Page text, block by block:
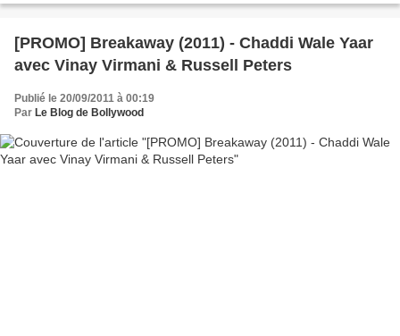
[PROMO] Breakaway (2011) - Chaddi Wale Yaar
avec Vinay Virmani & Russell Peters
Publié le 20/09/2011 à 00:19
Par Le Blog de Bollywood